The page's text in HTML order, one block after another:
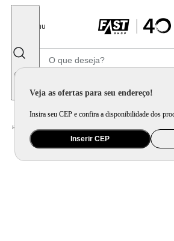
Menu
Veja as ofertas para seu endereço!
Insira seu CEP e confira a disponibilidade dos
Inserir CEP
Home